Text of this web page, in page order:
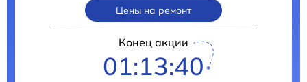
Цены на ремонт
Конец акции
01:13:39